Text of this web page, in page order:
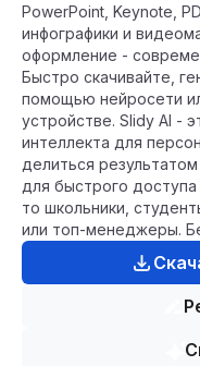
PowerPoint, Keynote,
инфографики и
оформление -
Быстро скачивайте,
помощью нейросети
устройстве. Slidy AI -
интеллекта для
делиться
для быстрого
то школьники,
или топ-менеджеры.